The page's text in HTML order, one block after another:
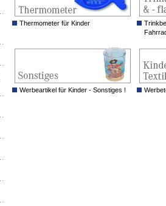
Thermometer für Kinder
Werbeartikel für Kinder - Sonstiges !